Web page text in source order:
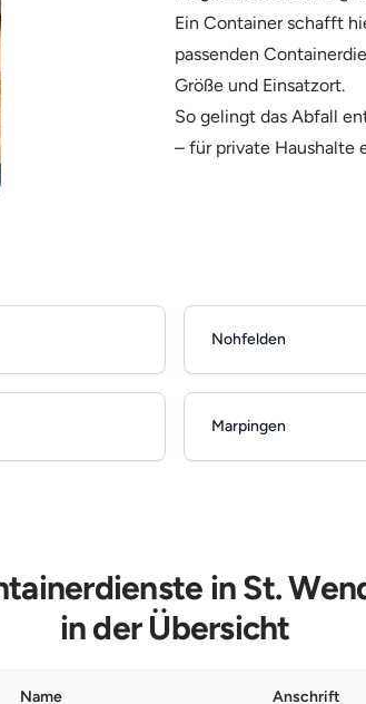
Ein Container schafft
passenden
Größe und Einsatzort.
So gelingt das Abfall
– für private Haushalte
Nohfelden
Marpingen
in St.
in der Übersicht
Name Anschrift